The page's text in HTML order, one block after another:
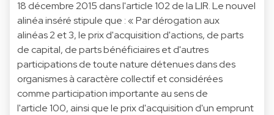
18 décembre 2015 dans l'article 102 de la LIR. Le nouvel
alinéa inséré stipule que : « Par dérogation aux
alinéas 2 et 3, le prix d'acquisition d'actions, de parts
de capital, de parts bénéficiaires et d'autres
participations de toute nature détenues dans des
organismes à caractère collectif et considérées
comme participation importante au sens de
l'article 100, ainsi que le prix d'acquisition d'un emprunt